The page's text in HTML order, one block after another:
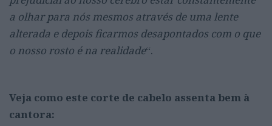
a olhar para nós mesmos através de uma lente
alterada e depois ficarmos desapontados com o que
o nosso rosto é na realidade“.
Veja como este corte de cabelo assenta bem à
cantora: